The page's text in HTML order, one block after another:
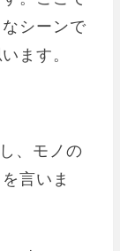
シーンで
ます。
、モノの
言いま